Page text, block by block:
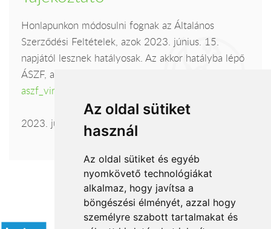
Az oldal sütiket
használ
Az oldal sütiket és egyéb
nyomkövető technológiákat
alkalmaz, hogy javítsa a
böngészési élményét, azzal hogy
személyre szabott tartalmakat és
Honlapunkon módosulni fognak az Általános
Szerződési Feltételek, azok 2023. június. 15.
napjától lesznek hatályosak. Az akkor hatályba lépő
ÁSZF, az alábbi linken tekinthető meg:
aszf_viragavilagba_hu_230615.pdf
2023. június. 15.
Elfogadott fizetési módok